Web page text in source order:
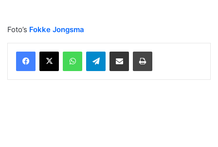
Foto’s Fokke Jongsma
WhatsAppTelegramDelen via Email Print